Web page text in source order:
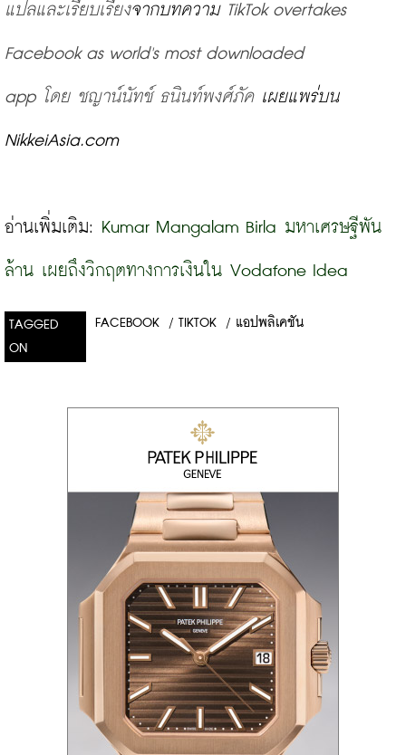
แปลและเรียบเรียงจากบทความ TikTok overtakes
Facebook as world's most downloaded
app โดย ชญาน์นัทช์ ธนินท์พงศ์ภัค เผยแพร่บน
NikkeiAsia.com
อ่านเพิ่มเติม: Kumar Mangalam Birla มหาเศรษฐีพัน
ล้าน เผยถึงวิกฤตทางการเงินใน Vodafone Idea
TAGGED
ON
FACEBOOK / TIKTOK / แอปพลิเคชัน